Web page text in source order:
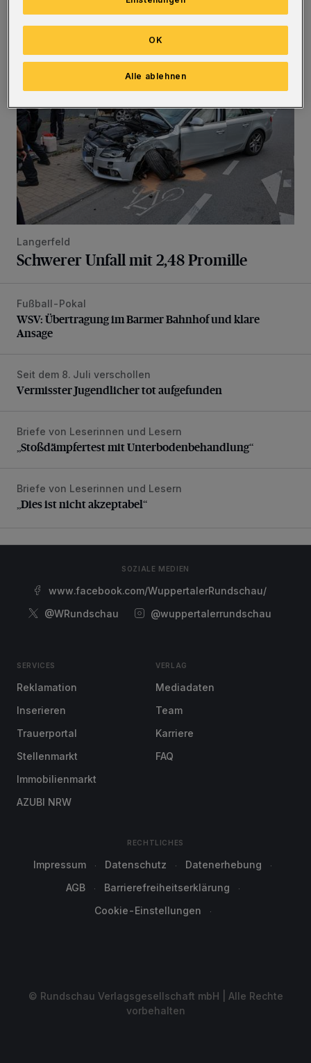
Meistgelesen Neueste Artikel Zum Thema
Schwerer Unfall mit 2,48 Promille
Langerfeld
Schwerer Unfall mit 2,48 Promille
WSV: Übertragung im Barmer Bahnhof und klare Ansage
Fußball-Pokal
WSV: Übertragung im Barmer Bahnhof und klare
Ansage
Vermisster Jugendlicher tot aufgefunden
Seit dem 8. Juli verschollen
Vermisster Jugendlicher tot aufgefunden
„Stoßdämpfertest mit Unterbodenbehandlung“
Briefe von Leserinnen und Lesern
„Stoßdämpfertest mit Unterbodenbehandlung“
„Dies ist nicht akzeptabel“
Briefe von Leserinnen und Lesern
„Dies ist nicht akzeptabel“
SOZIALE MEDIEN
www.facebook.com/WuppertalerRundschau/
@WRundschau
@wuppertalerrundschau
SERVICES
Reklamation
Inserieren
Trauerportal
Stellenmarkt
Immobilienmarkt
AZUBI NRW
VERLAG
Mediadaten
Team
Karriere
FAQ
RECHTLICHES
Impressum Datenschutz
Datenerhebung
AGB
Barrierefreiheitserklärung
Cookie-Einstellungen
© Rundschau Verlagsgesellschaft mbH | Alle Rechte
vorbehalten
Alle ablehnen
OK